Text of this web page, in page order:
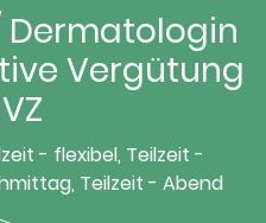
Vergütung
- flexibel, Teilzeit -
Teilzeit - Abend